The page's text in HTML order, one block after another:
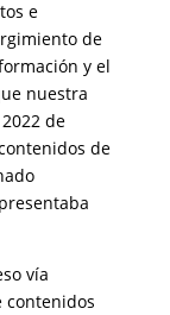
e
de
y el
nuestra
de
de
vía